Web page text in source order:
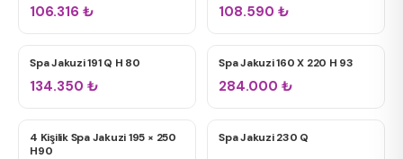
24+ Jet
106.316 ₺ 108.590 ₺
SPA JAKUZILER
Spa Jakuzi 191 Q H 80
134.350 ₺
SPA JAKUZILER
Spa Jakuzi 160 X 220 H 93
284.000 ₺
SPA JAKUZILER
4 Kişilik Spa Jakuzi 195 × 250
H90
SPA JAKUZILER
Spa Jakuzi 230 Q